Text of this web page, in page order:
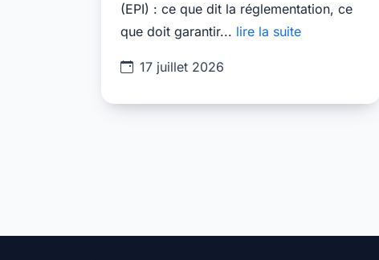
(EPI) : ce que dit la réglementation, ce
que doit garantir... lire la suite
17 juillet 2026